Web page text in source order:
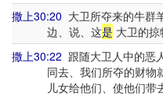
撒上30:20 大卫所夺来的牛群
边、说、这是 大卫的掠
撒上30:22 跟随大卫人中的恶
同去、我们所夺的财物
儿女给他们、使他们带